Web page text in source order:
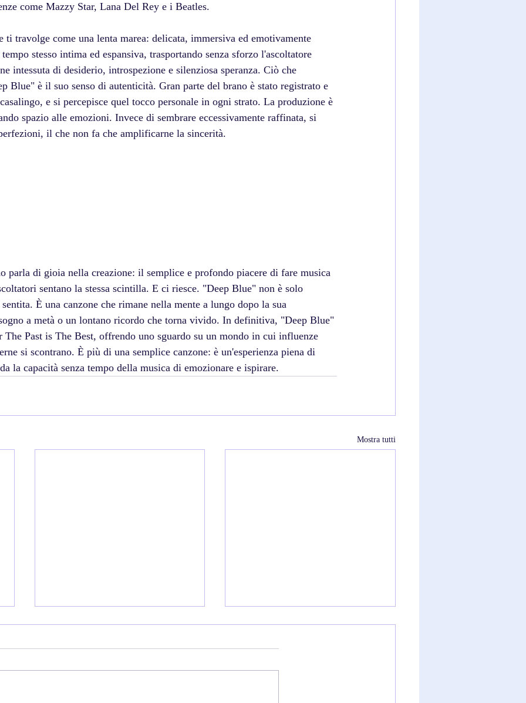
come Mazzy Star, Lana Del Rey e i Beatles.
ti travolge come una lenta marea: delicata, immersiva ed emotivamente
stesso intima ed espansiva, trasportando senza sforzo l'ascoltatore
intessuta di desiderio, introspezione e silenziosa speranza. Ciò che
Blue" è il suo senso di autenticità. Gran parte del brano è stato registrato e
e si percepisce quel tocco personale in ogni strato. La produzione è
spazio alle emozioni. Invece di sembrare eccessivamente raffinata, si
il che non fa che amplificarne la sincerità.
parla di gioia nella creazione: il semplice e profondo piacere di fare musica
sentano la stessa scintilla. E ci riesce. "Deep Blue" non è solo
È una canzone che rimane nella mente a lungo dopo la sua
a metà o un lontano ricordo che torna vivido. In definitiva, "Deep Blue"
The Past is The Best, offrendo uno sguardo su un mondo in cui influenze
si scontrano. È più di una semplice canzone: è un'esperienza piena di
la capacità senza tempo della musica di emozionare e ispirare.
Mostra tutti